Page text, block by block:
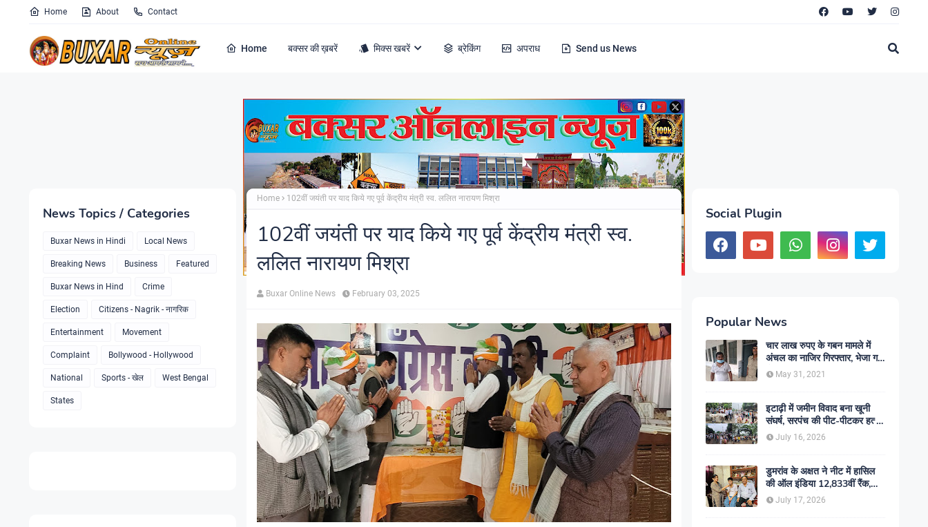
Home About Contact
Home बक्सर की ख़बरें मिक्स खबरें ब्रेकिंग अपराध Send us News
News Topics / Categories
Buxar News in Hindi Local News
Breaking News Business Featured
Buxar News in Hind Crime
Election Citizens - Nagrik - नागरिक
Entertainment Movement
Complaint Bollywood - Hollywood
National Sports - खेल West Bengal
States
Home 102वीं जयंती पर याद किये गए पूर्व केंद्रीय मंत्री स्व. ललित नारायण मिश्रा
102वीं जयंती पर याद किये गए पूर्व केंद्रीय मंत्री स्व.
ललित नारायण मिश्रा
Buxar Online News February 03, 2025
Social Plugin
Popular News
चार लाख रुपए के गबन मामले में
अंचल का नाजिर गिरफ्तार, भेजा गया
जेल- sent jail
May 31, 2021
इटाढ़ी में जमीन विवाद बना खूनी
संघर्ष, सरपंच की पीट-पीटकर हत्या;
दो बेटे घायल, सड़क जाम
July 16, 2026
डुमरांव के अक्षत ने नीट में हासिल
की ऑल इंडिया 12,833वीं रैंक,
ऑनलाइन पढ़ाई से रचा सफलता का
इतिहास
July 17, 2026